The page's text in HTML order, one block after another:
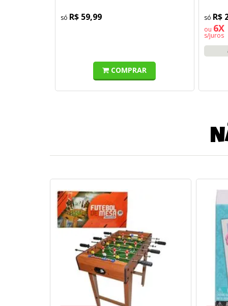
R$ 59,99
COMPRAR
R$
ou 6X
s/juros